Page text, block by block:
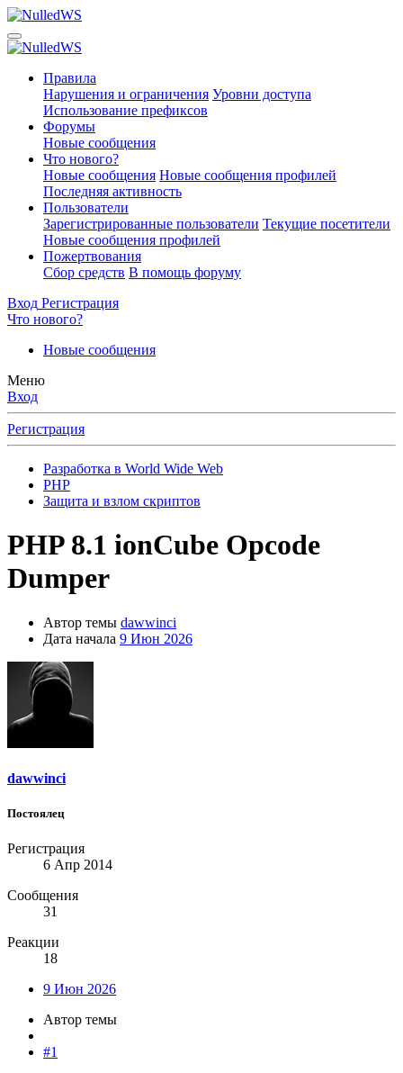
Правила
Нарушения и ограничения Уровни доступа
Использование префиксов
Форумы
Новые сообщения
Что нового?
Новые сообщения Новые сообщения профилей
Последняя активность
Пользователи
Зарегистрированные пользователи Текущие посетители
Новые сообщения профилей
Пожертвования
Сбор средств В помощь форуму
Вход Регистрация
Что нового?
Новые сообщения
Меню
Вход
Регистрация
Разработка в World Wide Web
PHP
Защита и взлом скриптов
PHP 8.1 ionCube Opcode
Dumper
Автор темы dawwinci
Дата начала 9 Июн 2026
dawwinci
Постоялец
Регистрация
6 Апр 2014
Сообщения
31
Реакции
18
9 Июн 2026
Автор темы
#1